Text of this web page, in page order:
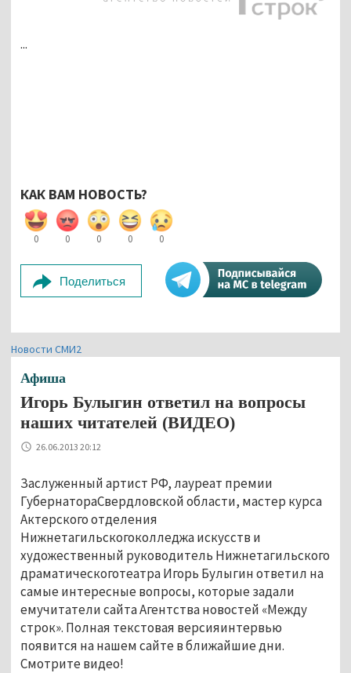
...
КАК ВАМ НОВОСТЬ?
0 0 0 0 0
Поделиться
Новости СМИ2
Афиша
Игорь Булыгин ответил на вопросы
наших читателей (ВИДЕО)
26.06.2013 20:12
Заслуженный артист РФ, лауреат премии
ГубернатораСвердловской области, мастер курса
Актерского отделения
Нижнетагильскогоколледжа искусств и
художественный руководитель Нижнетагильского
драматическоготеатра Игорь Булыгин ответил на
самые интересные вопросы, которые задали
емучитатели сайта Агентства новостей «Между
строк». Полная текстовая версияинтервью
появится на нашем сайте в ближайшие дни.
Смотрите видео!